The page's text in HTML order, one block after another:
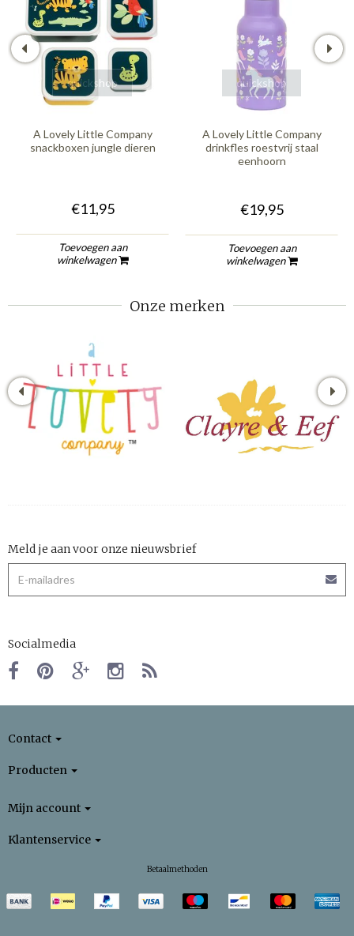
quickshop
A Lovely Little Company
snackboxen jungle dieren
€11,95
Toevoegen aan
winkelwagen
quickshop
A Lovely Little Company
drinkfles roestvrij staal
eenhoorn
€19,95
Toevoegen aan
winkelwagen
Onze merken
Meld je aan voor onze nieuwsbrief
Socialmedia
Contact
Producten
Mijn account
Klantenservice
Betaalmethoden